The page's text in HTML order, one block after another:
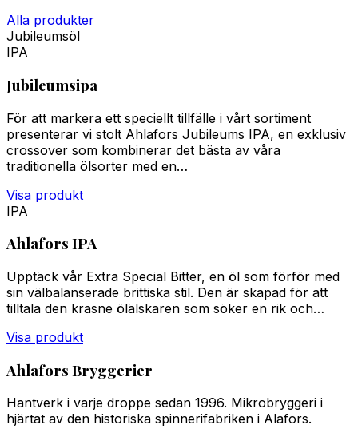
Alla produkter
Jubileumsöl
IPA
Jubileumsipa
För att markera ett speciellt tillfälle i vårt sortiment
presenterar vi stolt Ahlafors Jubileums IPA, en exklusiv
crossover som kombinerar det bästa av våra
traditionella ölsorter med en…
Visa produkt
IPA
Ahlafors IPA
Upptäck vår Extra Special Bitter, en öl som förför med
sin välbalanserade brittiska stil. Den är skapad för att
tilltala den kräsne ölälskaren som söker en rik och…
Visa produkt
Ahlafors Bryggerier
Hantverk i varje droppe sedan 1996. Mikrobryggeri i
hjärtat av den historiska spinnerifabriken i Alafors.